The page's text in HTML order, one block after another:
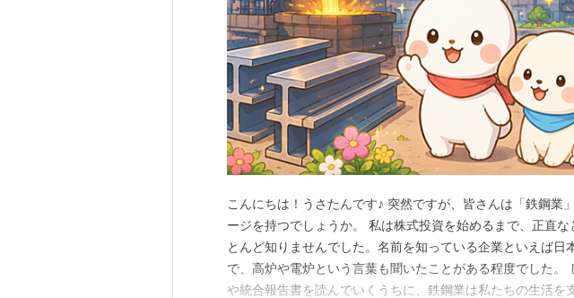
こんにちは！うさたんです♪ 突然ですが、皆さんは「鉄鋼業
ージを持つでしょうか。 私は株式投資を始めるまで、正直
とんど知りませんでした。名前を知っている企業といえば日
で、高炉や電炉という言葉も聞いたことがある程度でした。
や統合報告書を読んでいくうちに、鉄鋼業は私たちの生活を